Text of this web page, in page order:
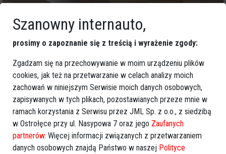
0
Powiat ostrołecki
2026-02-16 14:03
Międzypokoleniowa potańcówka
Szanowny internauto,
prosimy o zapoznanie się z treścią i wyrażenie zgody:
Zgadzam się na przechowywanie w moim urządzeniu plików
cookies, jak też na przetwarzanie w celach analizy moich
zachowań w niniejszym Serwisie moich danych osobowych,
zapisywanych w tych plikach, pozostawianych przeze mnie w
ramach korzystania z Serwisu przez JML Sp. z o.o., z siedzibą
w Ostrołęce przy ul. Nasypowa 7 oraz jego Zaufanych
partnerów. Więcej informacji związanych z przetwarzaniem
danych osobowych znajdą Państwo w naszej Polityce